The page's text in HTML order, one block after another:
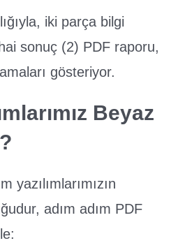
iki parça bilgi
sonuç (2) PDF raporu,
gösteriyor.
Beyaz
yazılımlarımızın
adım adım PDF